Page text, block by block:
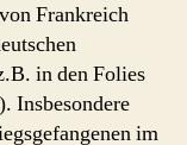
Frankreich
in den Folies
Insbesondere
im